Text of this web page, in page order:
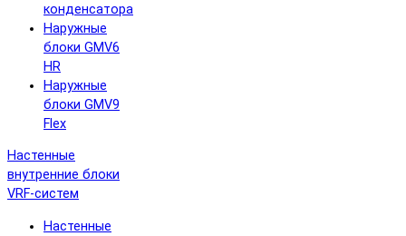
конденсатора
Наружные
блоки GMV6
HR
Наружные
блоки GMV9
Flex
Настенные
внутренние блоки
VRF-систем
Настенные